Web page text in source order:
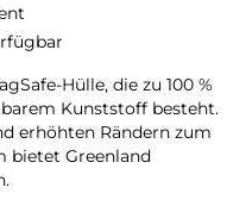
Hülle, die zu 100 %
Kunststoff besteht.
erhöhten Rändern zum
bietet Greenland